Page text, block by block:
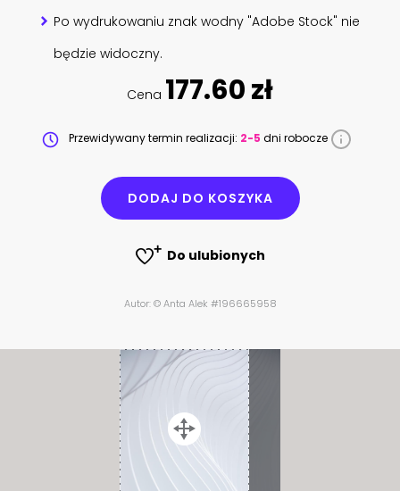
Po wydrukowaniu znak wodny "Adobe Stock" nie
będzie widoczny.
Cena 177.60 zł
Przewidywany termin realizacji: 2-5 dni robocze
DODAJ DO KOSZYKA
Do ulubionych
Autor: © Anta Alek #196665958